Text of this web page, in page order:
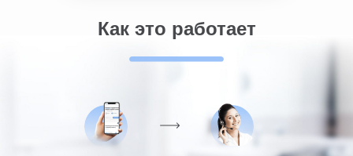
Как это работает